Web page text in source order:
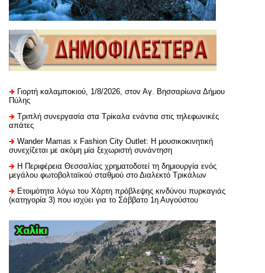
Γιορτή καλαμποκιού, 1/8/2026, στον Αγ. Βησσαρίωνα Δήμου
Πύλης
Τριπλή συνεργασία στα Τρίκαλα ενάντια στις τηλεφωνικές
απάτες
Wander Mamas x Fashion City Outlet: Η μουσικοκινητική
συνεχίζεται με ακόμη μία ξεχωριστή συνάντηση
H Περιφέρεια Θεσσαλίας χρηματοδοτεί τη δημιουργία ενός
μεγάλου φωτοβολταϊκού σταθμού στο Διαλεκτό Τρικάλων
Ετοιμότητα λόγω του Χάρτη πρόβλεψης κινδύνου πυρκαγιάς
(κατηγορία 3) που ισχύει για το Σάββατο 1η Αυγούστου